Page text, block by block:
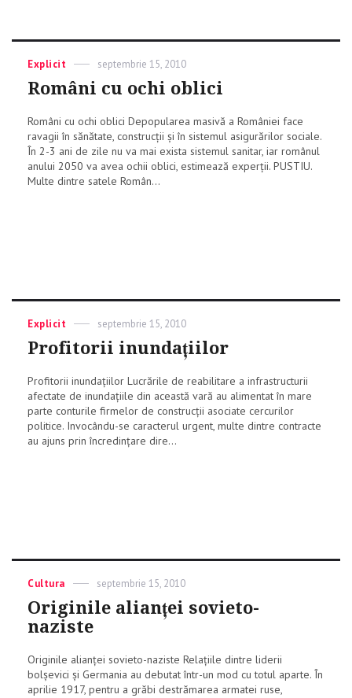
Categories
Explicit
Posted
septembrie 15, 2010
Români cu ochi oblici
Români cu ochi oblici Depopularea masivă a României face
ravagii în sănătate, construcții și în sistemul asigurărilor sociale.
În 2-3 ani de zile nu va mai exista sistemul sanitar, iar românul
anului 2050 va avea ochii oblici, estimează experții. PUSTIU.
Multe dintre satele Român...
Categories
Explicit
Posted
on
septembrie 15, 2010
Profitorii inundațiilor
Profitorii inundațiilor Lucrările de reabilitare a infrastructurii
afectate de inundațiile din această vară au alimentat în mare
parte conturile firmelor de construcții asociate cercurilor
politice. Invocându-se caracterul urgent, multe dintre contracte
au ajuns prin încredințare dire...
Categories
Cultura
Posted
on
septembrie 15, 2010
Originile alianței sovieto-
naziste
Originile alianței sovieto-naziste Relațiile dintre liderii
bolșevici și Germania au debutat într-un mod cu totul aparte. În
aprilie 1917, pentru a grăbi destrămarea armatei ruse,